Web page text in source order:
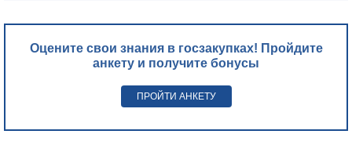
Оцените свои знания в госзакупках! Пройдите
анкету и получите бонусы
ПРОЙТИ АНКЕТУ